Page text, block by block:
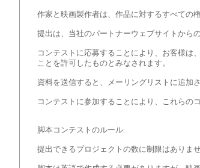
作家と映画製作者は、作品に対するすべての
提出は、当社のパートナーウェブサイトから
コンテストに応募することにより、お客様は
ことを許可したものとみなされます。
資料を送信すると、メーリングリストに追加
コンテストに参加することにより、これらの
脚本コンテストのルール:
提出できるプロジェクトの数に制限はありませ